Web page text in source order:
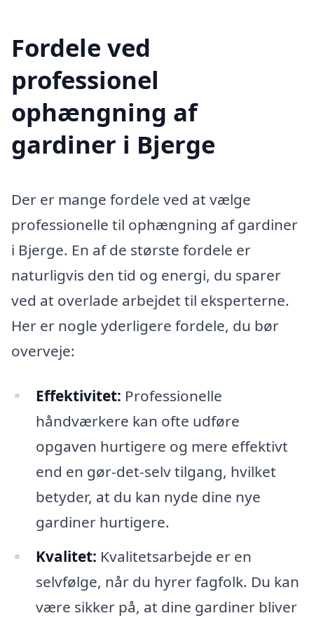
Fordele ved
professionel
ophængning af
gardiner i Bjerge
Der er mange fordele ved at vælge
professionelle til ophængning af gardiner
i Bjerge. En af de største fordele er
naturligvis den tid og energi, du sparer
ved at overlade arbejdet til eksperterne.
Her er nogle yderligere fordele, du bør
overveje:
Effektivitet: Professionelle
håndværkere kan ofte udføre
opgaven hurtigere og mere effektivt
end en gør-det-selv tilgang, hvilket
betyder, at du kan nyde dine nye
gardiner hurtigere.
Kvalitet: Kvalitetsarbejde er en
selvfølge, når du hyrer fagfolk. Du kan
være sikker på, at dine gardiner bliver